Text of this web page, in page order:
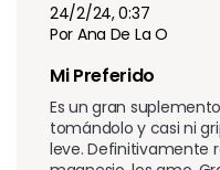
24/2/24, 0:37
Por Ana De La O
Mi Preferido
Es un gran
tomándolo y casi ni
leve. Definitivamente